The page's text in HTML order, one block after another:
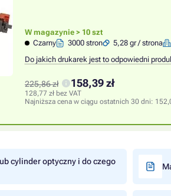
W magazynie > 10 szt
Czarny
3000 stron 5,28 gr / strona
Do jakich drukarek jest to odpowiedni
225,86 zł 158,39 zł
128,77 zł bez VAT
Najniższa cena w ciągu ostatnich 30 dni:
cylinder optyczny i do czego